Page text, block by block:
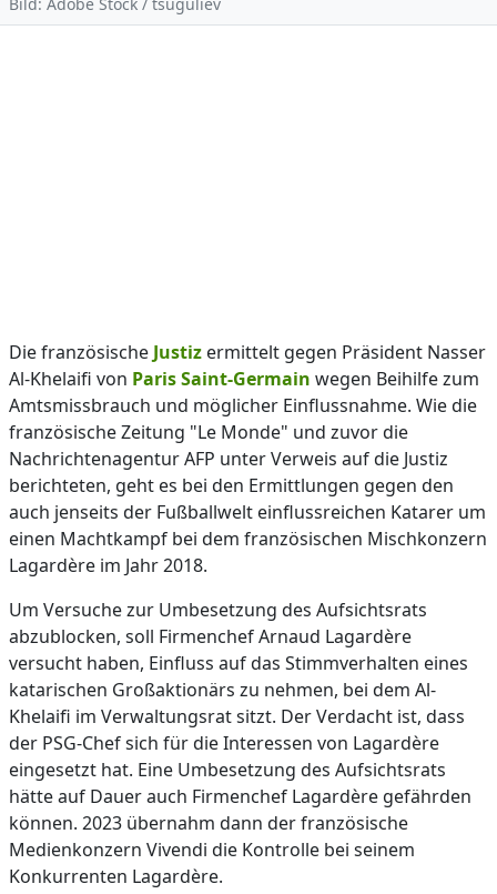
Die französische Justiz ermittelt gegen Präsident Nasser
Al-Khelaifi von Paris Saint-Germain wegen Beihilfe zum
Amtsmissbrauch und möglicher Einflussnahme. Wie die
französische Zeitung "Le Monde" und zuvor die
Nachrichtenagentur AFP unter Verweis auf die Justiz
berichteten, geht es bei den Ermittlungen gegen den
auch jenseits der Fußballwelt einflussreichen Katarer um
einen Machtkampf bei dem französischen Mischkonzern
Lagardère im Jahr 2018.
Um Versuche zur Umbesetzung des Aufsichtsrats
abzublocken, soll Firmenchef Arnaud Lagardère
versucht haben, Einfluss auf das Stimmverhalten eines
katarischen Großaktionärs zu nehmen, bei dem Al-
Khelaifi im Verwaltungsrat sitzt. Der Verdacht ist, dass
der PSG-Chef sich für die Interessen von Lagardère
eingesetzt hat. Eine Umbesetzung des Aufsichtsrats
hätte auf Dauer auch Firmenchef Lagardère gefährden
können. 2023 übernahm dann der französische
Medienkonzern Vivendi die Kontrolle bei seinem
Konkurrenten Lagardère.